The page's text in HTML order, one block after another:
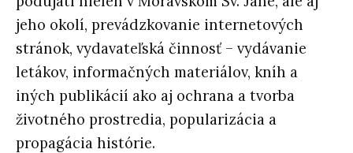
jeho okolí, prevádzkovanie internetových
stránok, vydavateľská činnosť – vydávanie
letákov, informačných materiálov, kníh a
iných publikácií ako aj ochrana a tvorba
životného prostredia, popularizácia a
propagácia histórie.